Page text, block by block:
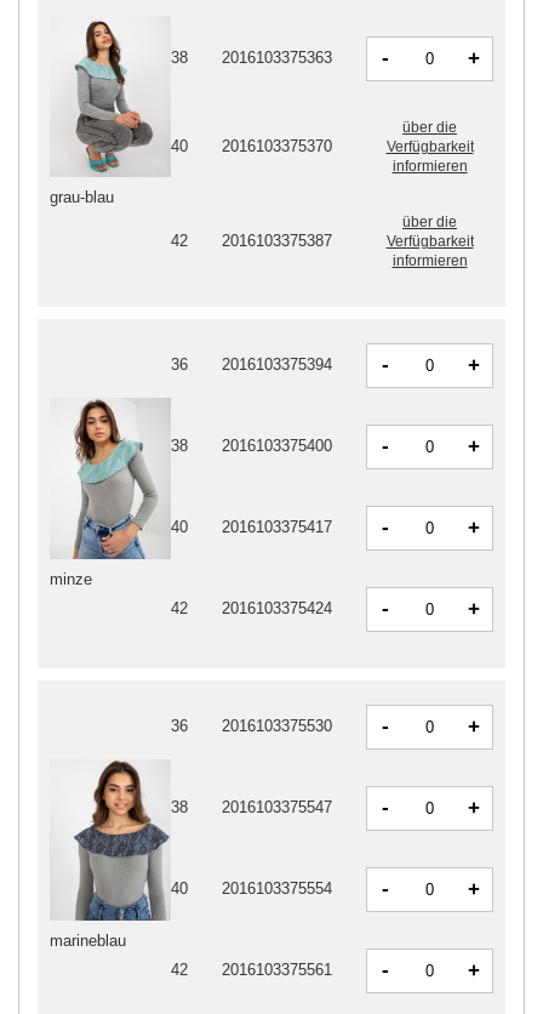
minze
36 2016103375394 - +
38 2016103375400 - +
40 2016103375417 - +
42 2016103375424 - +
marineblau
36 2016103375530 - +
38 2016103375547 - +
40 2016103375554 - +
42 2016103375561 - +
grau-blau
38 2016103375363 - +
40 2016103375370
über die
Verfügbarkeit
informieren
42 2016103375387
über die
Verfügbarkeit
informieren